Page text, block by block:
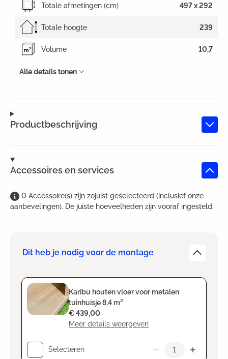
Productbeschrijving
Accessoires en services
0 Accessoire(s) zijn zojuist geselecteerd (inclusief onze
aanbevelingen). De juiste hoeveelheden zijn vooraf ingesteld.
Dit heb je nodig voor de montage
Karibu houten vloer voor metalen
tuinhuisje 8,4 m²
Meer details weergeven
€ 439,00
Selecteren
Totale afmetingen (cm) 497 x 292
Totale hoogte 239
Volume 10,7
Alle details tonen